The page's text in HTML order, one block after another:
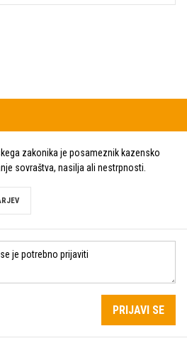
zakonika je posameznik kazensko
sovraštva, nasilja ali nestrpnosti.
PRIJAVI SE